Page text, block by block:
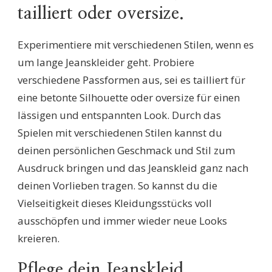
tailliert oder oversize.
Experimentiere mit verschiedenen Stilen, wenn es
um lange Jeanskleider geht. Probiere
verschiedene Passformen aus, sei es tailliert für
eine betonte Silhouette oder oversize für einen
lässigen und entspannten Look. Durch das
Spielen mit verschiedenen Stilen kannst du
deinen persönlichen Geschmack und Stil zum
Ausdruck bringen und das Jeanskleid ganz nach
deinen Vorlieben tragen. So kannst du die
Vielseitigkeit dieses Kleidungsstücks voll
ausschöpfen und immer wieder neue Looks
kreieren.